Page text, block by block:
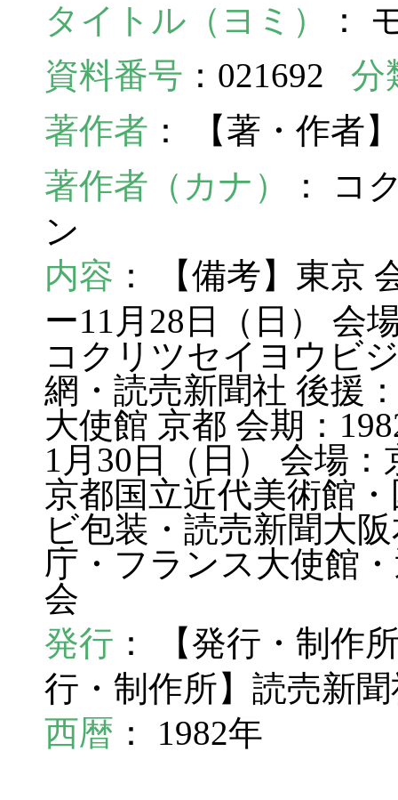
タイトル（ヨミ）
：
資料番号 ：021692 分
著作者 ： 【著・作者
著作者（カナ）
： コ
ン
内容 ： 【備考】東京
ー11月28日（日） 会
コクリツセイヨウビ
網・読売新聞社 後援
大使館 京都 会期：
1月30日（日） 会場
京都国立近代美術館
ビ包装・読売新聞大
庁・フランス大使館
会
発行 ： 【発行・制作
行・制作所】読売新
西暦 ： 1982年